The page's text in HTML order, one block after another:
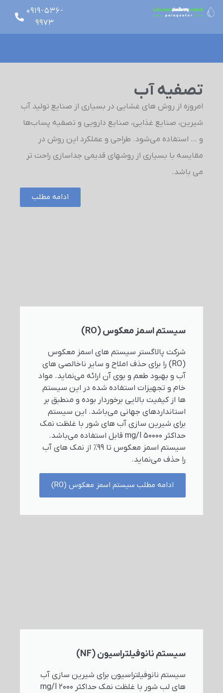
0919-536-
9973
تصفیه آب
امروزه از روش های غشایی در بسیاری از صنایع تولید آب
شیرین، صنایع غذایی، صنایع دارویی و تصفیه پساب‌ها
و … استفاده می‌شود. طراحی و عملکرد این روش در
مقایسه با بسیاري از روشهاي قدیمی جداسازي راحت تر
می باشد.
ادامه مطلب
سیستم اسمز معکوس (RO)
شرکت پالاگستر سیستم های اسمز معکوس
(RO) را برای حذف املاح و سایر ناخالصی های
آب و بهبود طعم و بوی آن ارائه می‌نماید. مواد
خام و تجهیزات استفاده شده در این سیستم
ها از کیفیت بالایی برخوردار بوده و منطبق بر
استانداردهای جهانی می‌باشد. این سیستم
برای شیرین سازی آب های شور با غلظت نمک
حداکثر mg/l 50000 قابل استفاده می‌باشد.
سیستم اسمز معکوس تا 99% از نمک های آب
را حذف می‌نماید.
ادامه مطلب سیستم اسمز معکوس (RO)
سیستم نانوفیلتراسیون (NF)
سیستم نانوفیلتراسیون برای شیرین سازی آب
های لب شور با غلظت نمک حداکثر mg/l 2000